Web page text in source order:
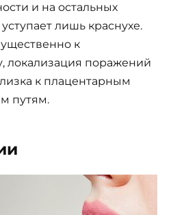
и на остальных
лишь краснухе.
к
локализация поражений
к плацентарным
путям.